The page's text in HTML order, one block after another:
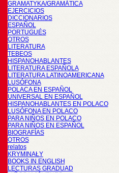
GRAMATYKA/GRAMÁTICA
EJERCICIOS
DICCIONARIOS
ESPAÑOL
PORTUGUÉS
OTROS
LITERATURA
TEBEOS
HISPANOHABLANTES
LITERATURA ESPAÑOLA
LITERATURA LATINOAMERICANA
LUSÓFONA
POLACA EN ESPAÑOL
UNIVERSAL EN ESPAÑOL
HISPANOHABLANTES EN POLACO
LUSÓFONA EN POLACO
PARA NIÑOS EN POLACO
PARA NIÑOS EN ESPAÑOL
BIOGRAFÍAS
OTROS
relatos
KRYMINAŁY
BOOKS IN ENGLISH
LECTURAS GRADUAD